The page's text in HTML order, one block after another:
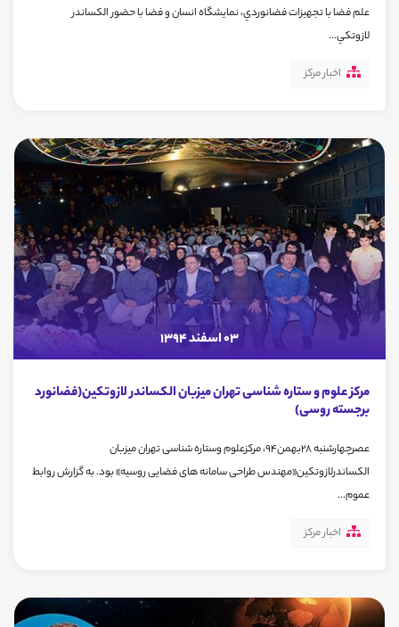
علم فضا با تجهيزات فضانوردي، نمايشگاه انسان و فضا با حضور الکساندر
لازوتکي...
اخبار مرکز
03 اسفند 1394
مرکز علوم و ستاره شناسی تهران میزبان الکساندر لازوتکین(فضانورد
برجسته روسی)
عصرچهارشنبه 28بهمن94، مرکزعلوم وستاره شناسی تهران ميزبان
الكساندرلازوتکین«مهندس طراحی سامانه های فضایی روسیه» بود. به گزارش روابط
عموم...
اخبار مرکز